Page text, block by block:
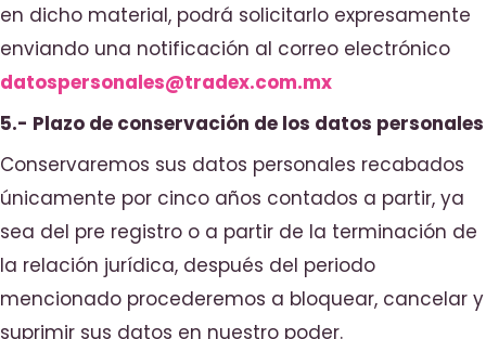
en dicho material, podrá solicitarlo expresamente
enviando una notificación al correo electrónico
datospersonales@tradex.com.mx
5.- Plazo de conservación de los datos personales
Conservaremos sus datos personales recabados
únicamente por cinco años contados a partir, ya
sea del pre registro o a partir de la terminación de
la relación jurídica, después del periodo
mencionado procederemos a bloquear, cancelar y
suprimir sus datos en nuestro poder.